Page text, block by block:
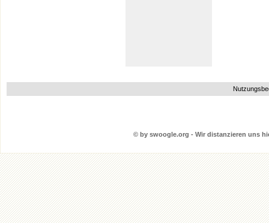
© by swoogle.org - Wir distanzieren uns